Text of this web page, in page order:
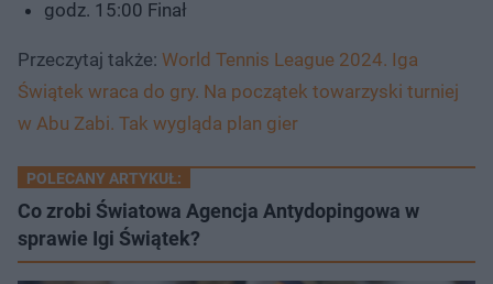
godz. 15:00 Finał
Przeczytaj także: World Tennis League 2024. Iga
Świątek wraca do gry. Na początek towarzyski turniej
w Abu Zabi. Tak wygląda plan gier
POLECANY ARTYKUŁ:
Co zrobi Światowa Agencja Antydopingowa w
sprawie Igi Świątek?